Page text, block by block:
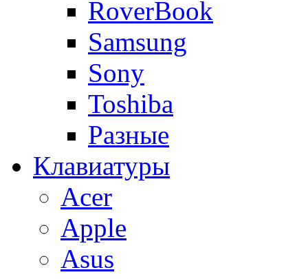
RoverBook
Samsung
Sony
Toshiba
Разные
Клавиатуры
Acer
Apple
Asus